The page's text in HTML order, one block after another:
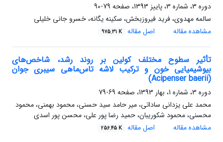
دوره 3، شماره 3، پاییز 1393، صفحه
79-90
سالمه مهدوی، فرید فیروزبخش، سکینه یگانه، خسرو جانی خلیلی
مشاهده مقاله
اصل مقاله 975.31 K
تأثیر سطوح مختلف کولین بر روند رشد، شاخص‌های
بیوشیمیایی خون و ترکیب لاشه تاس‌ماهی سیبری جوان
(Acipenser baerii)
دوره 3، شماره 1، بهار 1393، صفحه
69-79
محمد علی یزدانی ساداتی، میر حامد سید حسنی، محمود بهمنی، محمود
محسنی، محمود شکوریبان، حمید رضا پور علی، محسن پور اسدی
مشاهده مقاله
اصل مقاله 256.45 K